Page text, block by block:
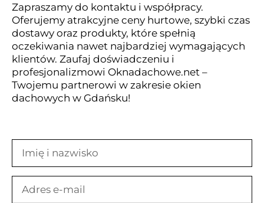
Zapraszamy do kontaktu i współpracy.
Oferujemy atrakcyjne ceny hurtowe, szybki czas
dostawy oraz produkty, które spełnią
oczekiwania nawet najbardziej wymagających
klientów. Zaufaj doświadczeniu i
profesjonalizmowi Oknadachowe.net –
Twojemu partnerowi w zakresie okien
dachowych w Gdańsku!